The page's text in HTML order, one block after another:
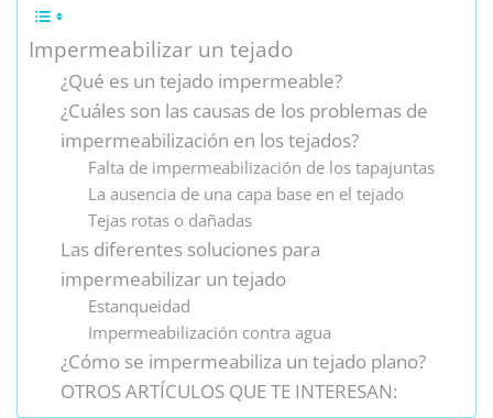
Impermeabilizar un tejado
¿Qué es un tejado impermeable?
¿Cuáles son las causas de los problemas de
impermeabilización en los tejados?
Falta de impermeabilización de los tapajuntas
La ausencia de una capa base en el tejado
Tejas rotas o dañadas
Las diferentes soluciones para
impermeabilizar un tejado
Estanqueidad
Impermeabilización contra agua
¿Cómo se impermeabiliza un tejado plano?
OTROS ARTÍCULOS QUE TE INTERESAN: